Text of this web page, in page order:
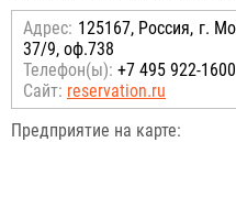
Адрес: 125167, Россия, г.
37/9, оф.738
Телефон(ы): +7 495 922-1600
Сайт: reservation.ru
Предприятие на карте: